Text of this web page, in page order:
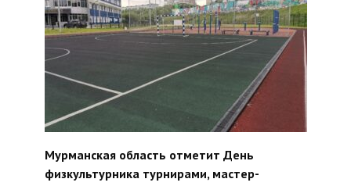
Мурманская область отметит День
физкультурника турнирами, мастер-